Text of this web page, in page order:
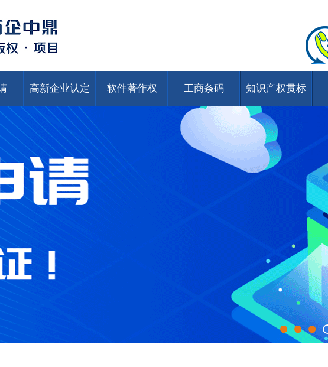
高新企业认定 软件著作权 工商条码 知识产权贯标